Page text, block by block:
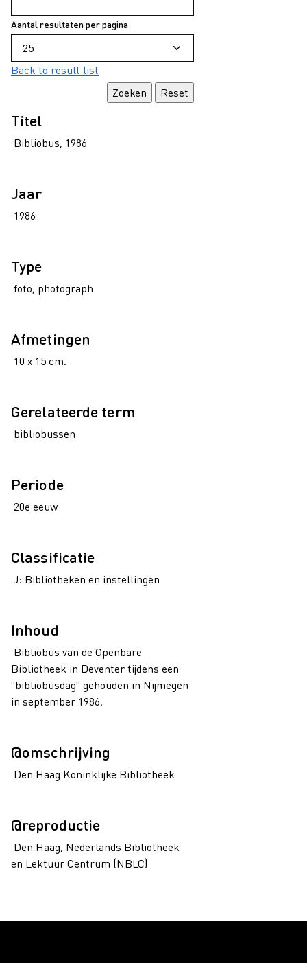
Aantal resultaten per pagina
Back to result list
Titel
Bibliobus, 1986
Jaar
1986
Type
foto, photograph
Afmetingen
10 x 15 cm.
Gerelateerde term
bibliobussen
Periode
20e eeuw
Classificatie
J: Bibliotheken en instellingen
Inhoud
Bibliobus van de Openbare
Bibliotheek in Deventer tijdens een
"bibliobusdag" gehouden in Nijmegen
in september 1986.
@omschrijving
Den Haag Koninklijke Bibliotheek
@reproductie
Den Haag, Nederlands Bibliotheek
en Lektuur Centrum (NBLC)